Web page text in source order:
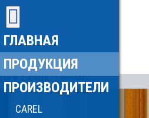
ГЛАВНАЯ
ПРОДУКЦИЯ
ПРОИЗВОДИТЕЛИ
CAREL